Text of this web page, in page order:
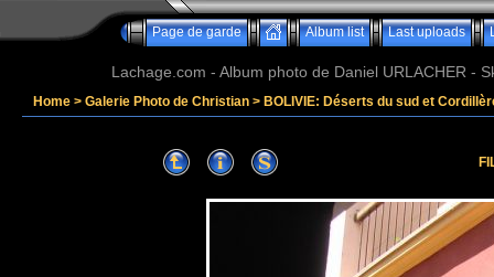
Page de garde Album list Last uploads
Lachage.com - Album photo de Daniel URLACHER -
Home > Galerie Photo de Christian > BOLIVIE: Déserts du sud et